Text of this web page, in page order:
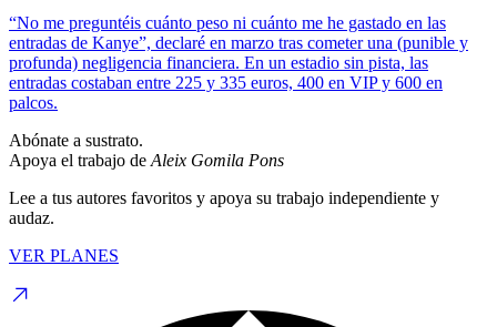
“No me preguntéis cuánto peso ni cuánto me he gastado en las
entradas de Kanye”, declaré en marzo tras cometer una (punible y
profunda) negligencia financiera. En un estadio sin pista, las
entradas costaban entre 225 y 335 euros, 400 en VIP y 600 en
palcos.
Abónate a sustrato.
Apoya el trabajo de Aleix Gomila Pons
Lee a tus autores favoritos y apoya su trabajo independiente y
audaz.
VER PLANES